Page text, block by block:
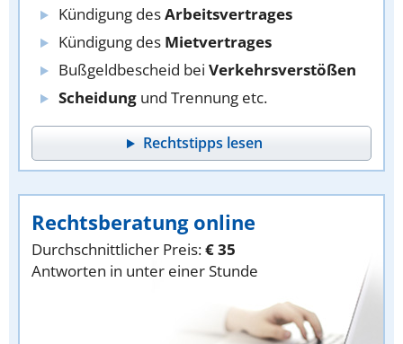
Kündigung desArbeitsvertrages
Kündigung des Mietvertrages
Bußgeldbescheid bei Verkehrsverstößen
Scheidung und Trennung etc.
Rechtstipps lesen
Rechtsberatung online
Durchschnittlicher Preis:€ 35
Antworten in unter einer Stunde